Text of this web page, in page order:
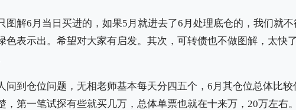
图解6月当日买进的，如果5月就进去了6月处理底仓的，我们就
色表示出。希望对大家有启发。其次，可转债也不做图解，太快
问到仓位问题，无相老师基本每天分四五个，6月其仓位总体比
，第一笔试探有些就买几万，总体单票也就在十来万，20万左右